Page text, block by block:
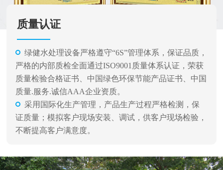
质量认证
绿健水处理设备严格遵守“6S”管理体系，保证品质，
严格的内部质检全面通过ISO9001质量体系认证，荣获
质量检验合格证书、中国绿色环保节能产品证书、中国
质量.服务.诚信AAA企业资质。
采用国际化生产管理，产品生产过程严格检测，保
证质量；模拟客户现场安装、调试，供客户现场检验，
不断提高客户满意度。